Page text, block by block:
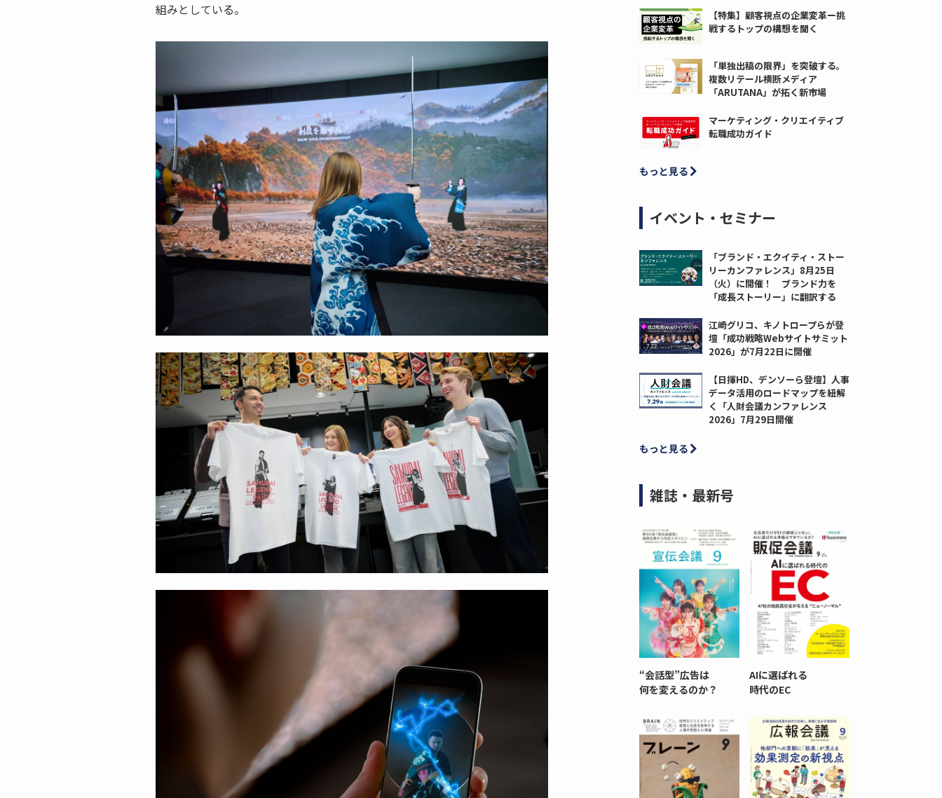
組みとしている。
【特集】顧客視点の企業変革ー挑
戦するトップの構想を聞く
「単独出稿の限界」を突破する。
複数リテール横断メディア
「ARUTANA」が拓く新市場
マーケティング・クリエイティブ
転職成功ガイド
もっと見る
イベント・セミナー
「ブランド・エクイティ・ストー
リーカンファレンス」8月25日
（火）に開催！ ブランド力を
「成長ストーリー」に翻訳する
江崎グリコ、キノトロープらが登
壇「成功戦略Webサイトサミット
2026」が7月22日に開催
【日揮HD、デンソーら登壇】人事
データ活用のロードマップを紐解
く「人財会議カンファレンス
2026」7月29日開催
もっと見る
雑誌・最新号
“会話型”広告は
何を変えるのか？
AIに選ばれる
時代のEC